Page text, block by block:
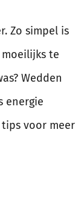
Zo simpel is
te
Wedden
energie
voor meer